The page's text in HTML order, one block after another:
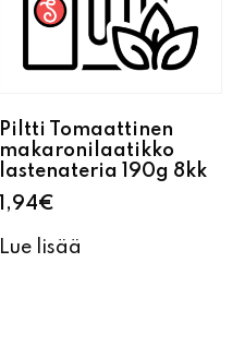
Piltti Tomaattinen
makaronilaatikko
lastenateria 190g 8kk
1,94€
Lue lisää